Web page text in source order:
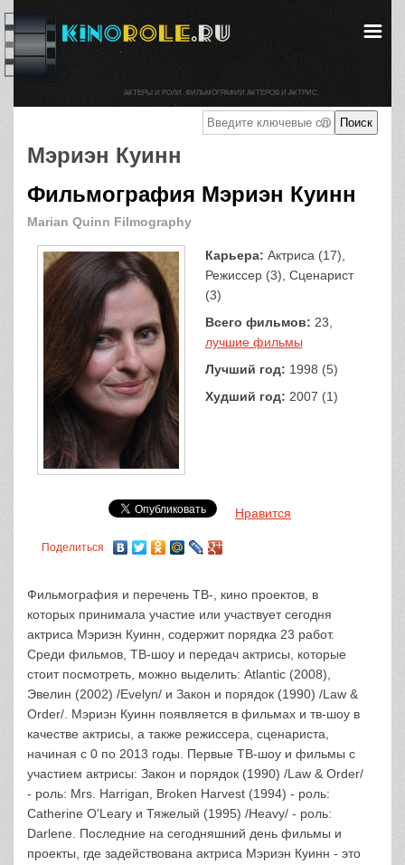
Мэриэн Куинн
Фильмография Мэриэн Куинн
Marian Quinn Filmography
Карьера: Актриса (17),
Режиссер (3), Сценарист
(3)
Всего фильмов: 23,
лучшие фильмы
Лучший год: 1998 (5)
Худший год: 2007 (1)
Нравится
Поделиться
Фильмография и перечень ТВ-, кино проектов, в
которых принимала участие или участвует сегодня
актриса Мэриэн Куинн, содержит порядка 23 работ.
Среди фильмов, ТВ-шоу и передач актрисы, которые
стоит посмотреть, можно выделить: Atlantic (2008),
Эвелин (2002) /Evelyn/ и Закон и порядок (1990) /Law &
Order/. Мэриэн Куинн появляется в фильмах и тв-шоу в
качестве актрисы, а также режиссера, сценариста,
начиная с 0 по 2013 годы. Первые ТВ-шоу и фильмы с
участием актрисы: Закон и порядок (1990) /Law & Order/
- роль: Mrs. Harrigan, Broken Harvest (1994) - роль:
Catherine O'Leary и Тяжелый (1995) /Heavy/ - роль:
Darlene. Последние на сегодняшний день фильмы и
проекты, где задействована актриса Мэриэн Куинн - это
АКТЕРЫ И РОЛИ. ФИЛЬМОГРАФИИ АКТЕРОВ И АКТРИС.